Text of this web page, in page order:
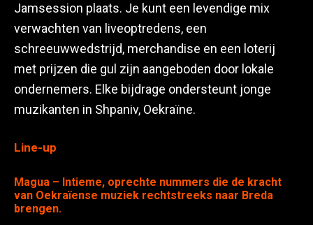
Jamsession plaats. Je kunt een levendige mix
verwachten van liveoptredens, een
schreeuwwedstrijd, merchandise en een loterij
met prijzen die gul zijn aangeboden door lokale
ondernemers. Elke bijdrage ondersteunt jonge
muzikanten in Shpaniv, Oekraïne.
Line-up
Magua – Intieme, oprechte nummers die de kracht
van Oekraïense muziek rechtstreeks naar Breda
brengen.